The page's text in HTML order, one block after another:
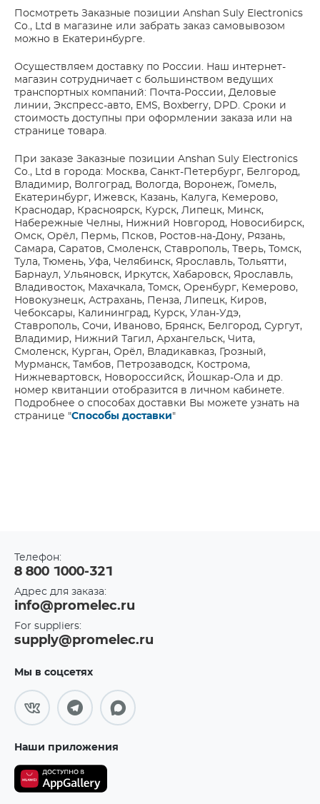
Посмотреть Заказные позиции Anshan Suly Electronics
Co., Ltd в магазине или забрать заказ самовывозом
можно в Екатеринбурге.
Осуществляем доставку по России. Наш интернет-
магазин сотрудничает с большинством ведущих
транспортных компаний: Почта-России, Деловые
линии, Экспресс-авто, EMS, Boxberry, DPD. Сроки и
стоимость доступны при оформлении заказа или на
странице товара.
При заказе Заказные позиции Anshan Suly Electronics
Co., Ltd в города: Москва, Санкт-Петербург, Белгород,
Владимир, Волгоград, Вологда, Воронеж, Гомель,
Екатеринбург, Ижевск, Казань, Калуга, Кемерово,
Краснодар, Красноярск, Курск, Липецк, Минск,
Набережные Челны, Нижний Новгород, Новосибирск,
Омск, Орёл, Пермь, Псков, Ростов-на-Дону, Рязань,
Самара, Саратов, Смоленск, Ставрополь, Тверь, Томск,
Тула, Тюмень, Уфа, Челябинск, Ярославль, Тольятти,
Барнаул, Ульяновск, Иркутск, Хабаровск, Ярославль,
Владивосток, Махачкала, Томск, Оренбург, Кемерово,
Новокузнецк, Астрахань, Пенза, Липецк, Киров,
Чебоксары, Калининград, Курск, Улан-Удэ,
Ставрополь, Сочи, Иваново, Брянск, Белгород, Сургут,
Владимир, Нижний Тагил, Архангельск, Чита,
Смоленск, Курган, Орёл, Владикавказ, Грозный,
Мурманск, Тамбов, Петрозаводск, Кострома,
Нижневартовск, Новороссийск, Йошкар-Ола и др.
номер квитанции отобразится в личном кабинете.
Подробнее о способах доставки Вы можете узнать на
странице "Способы доставки"
Телефон:
8 800 1000-321
Адрес для заказа:
info@promelec.ru
For suppliers:
supply@promelec.ru
Мы в соцсетях
Наши приложения